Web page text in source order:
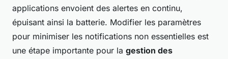
applications envoient des alertes en continu,
épuisant ainsi la batterie. Modifier les paramètres
pour minimiser les notifications non essentielles est
une étape importante pour la gestion des